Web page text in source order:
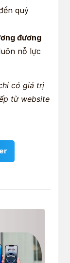
quý
đương
nỗ lực
có giá trị
từ website